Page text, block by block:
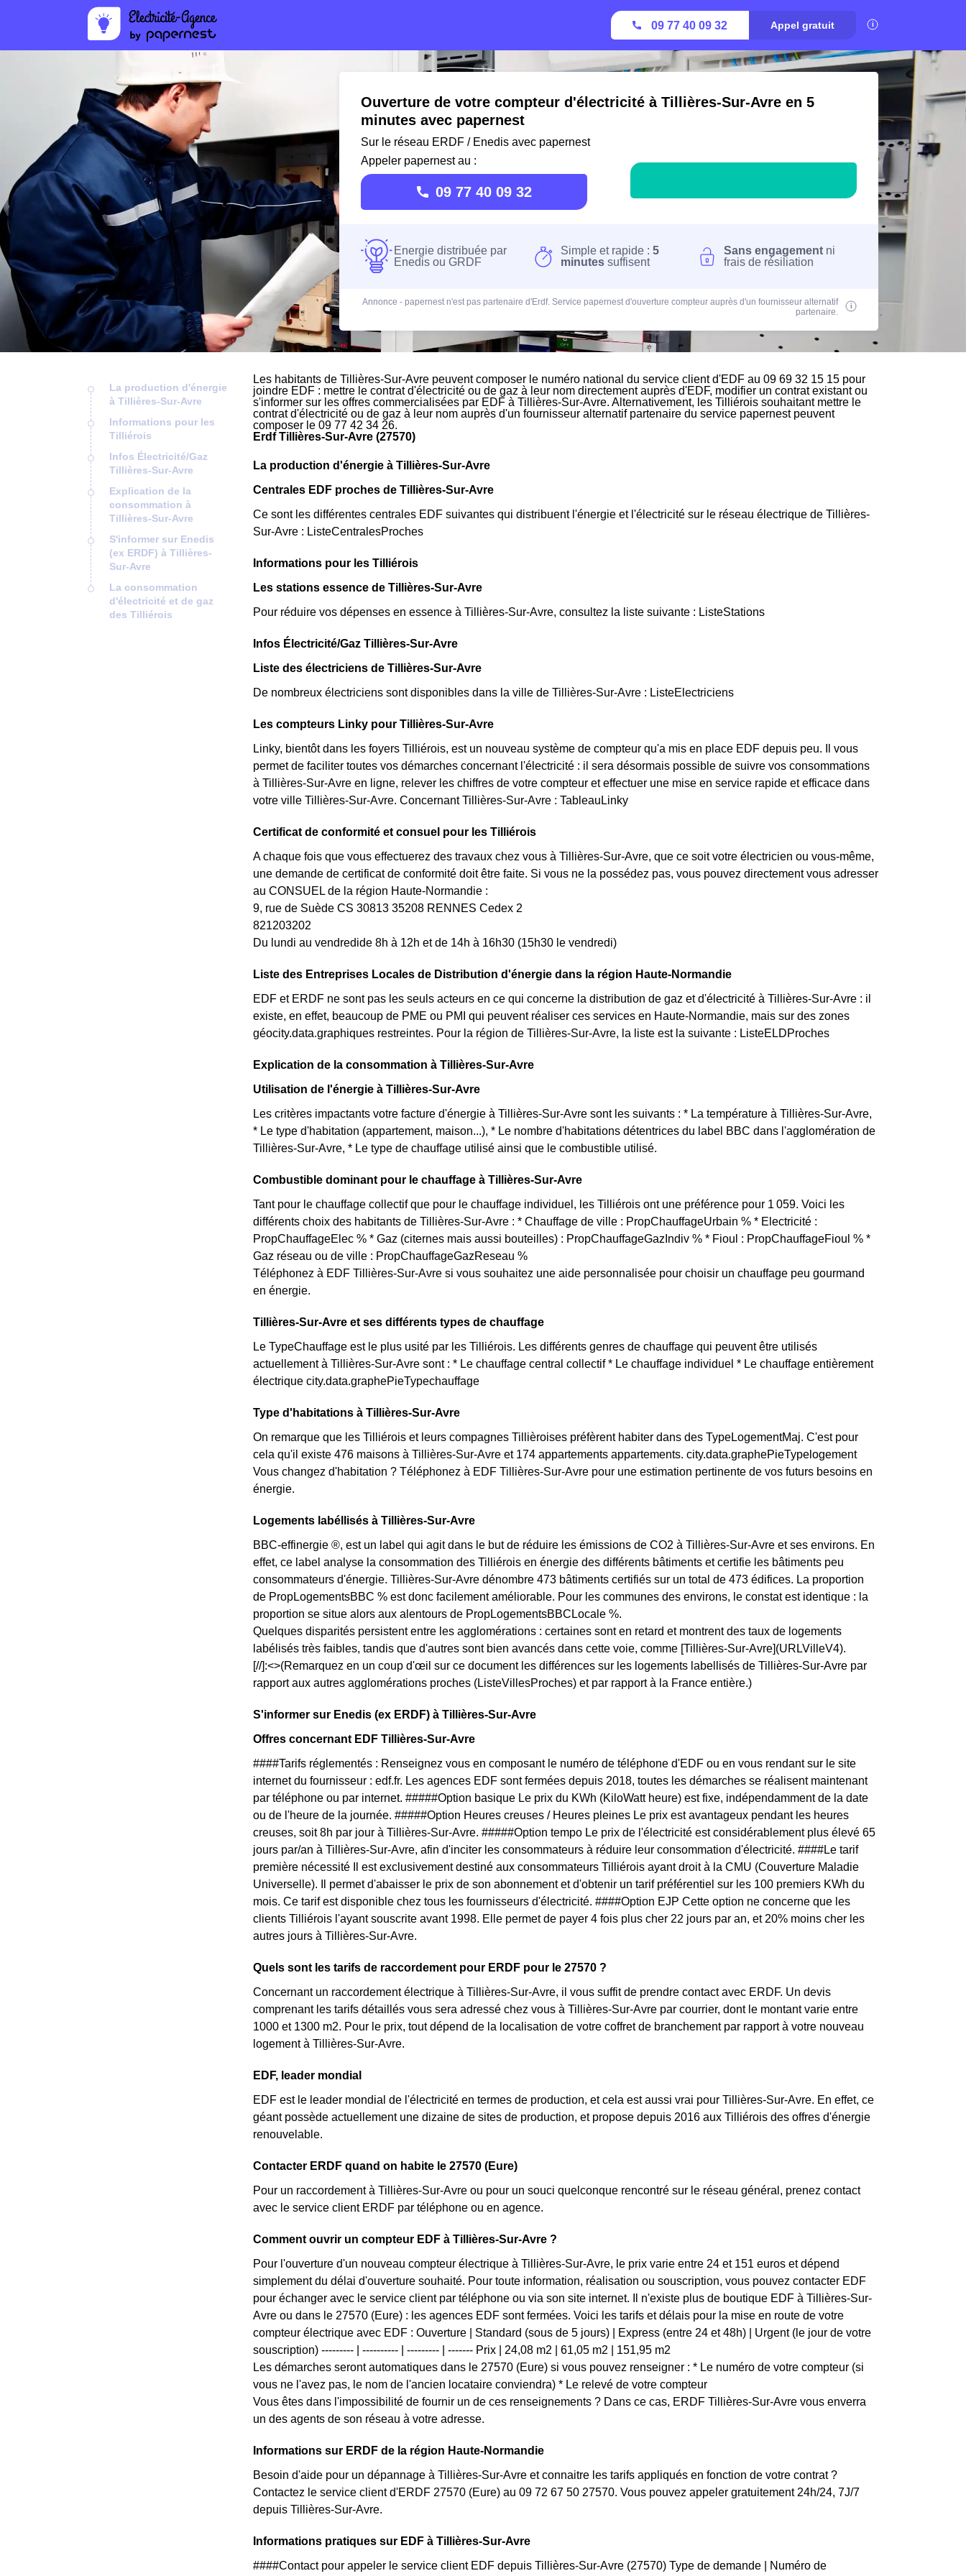
09 77 40 09 32 Appel gratuit
Ouverture de votre compteur d'électricité à Tillières-Sur-Avre en 5
minutes avec papernest
Sur le réseau ERDF / Enedis avec papernest
Appeler papernest au :
09 77 40 09 32
Energie distribuée par
Enedis ou GRDF
Simple et rapide :5
minutes suffisent
Sans engagement ni
frais de résiliation
Annonce - papernest n'est pas partenaire d'Erdf. Service papernest d'ouverture compteur auprès d'un fournisseur alternatif
partenaire.
La production d'énergie
à Tillières-Sur-Avre
Informations pour les
Tilliérois
Infos Électricité/Gaz
Tillières-Sur-Avre
Explication de la
consommation à
Tillières-Sur-Avre
S'informer sur Enedis
(ex ERDF) à Tillières-
Sur-Avre
La consommation
d'électricité et de gaz
des Tilliérois
Les habitants de Tillières-Sur-Avre peuvent composer le numéro national du service client d'EDF au 09 69 32 15 15 pour
joindre EDF : mettre le contrat d'électricité ou de gaz à leur nom directement auprès d'EDF, modifier un contrat existant ou
s'informer sur les offres commercialisées par EDF à Tillières-Sur-Avre. Alternativement, les Tilliérois souhaitant mettre le
contrat d'électricité ou de gaz à leur nom auprès d'un fournisseur alternatif partenaire du service papernest peuvent
composer le 09 77 42 34 26.
Erdf Tillières-Sur-Avre (27570)
La production d'énergie à Tillières-Sur-Avre
Centrales EDF proches de Tillières-Sur-Avre
Ce sont les différentes centrales EDF suivantes qui distribuent l'énergie et l'électricité sur le réseau électrique de Tillières-
Sur-Avre : ListeCentralesProches
Informations pour les Tilliérois
Les stations essence de Tillières-Sur-Avre
Pour réduire vos dépenses en essence à Tillières-Sur-Avre, consultez la liste suivante : ListeStations
Infos Électricité/Gaz Tillières-Sur-Avre
Liste des électriciens de Tillières-Sur-Avre
De nombreux électriciens sont disponibles dans la ville de Tillières-Sur-Avre : ListeElectriciens
Les compteurs Linky pour Tillières-Sur-Avre
Linky, bientôt dans les foyers Tilliérois, est un nouveau système de compteur qu'a mis en place EDF depuis peu. Il vous
permet de faciliter toutes vos démarches concernant l'électricité : il sera désormais possible de suivre vos consommations
à Tillières-Sur-Avre en ligne, relever les chiffres de votre compteur et effectuer une mise en service rapide et efficace dans
votre ville Tillières-Sur-Avre. Concernant Tillières-Sur-Avre : TableauLinky
Certificat de conformité et consuel pour les Tilliérois
A chaque fois que vous effectuerez des travaux chez vous à Tillières-Sur-Avre, que ce soit votre électricien ou vous-même,
une demande de certificat de conformité doit être faite. Si vous ne la possédez pas, vous pouvez directement vous adresser
au CONSUEL de la région Haute-Normandie :
9, rue de Suède CS 30813 35208 RENNES Cedex 2
821203202
Du lundi au vendredide 8h à 12h et de 14h à 16h30 (15h30 le vendredi)
Liste des Entreprises Locales de Distribution d'énergie dans la région Haute-Normandie
EDF et ERDF ne sont pas les seuls acteurs en ce qui concerne la distribution de gaz et d'électricité à Tillières-Sur-Avre : il
existe, en effet, beaucoup de PME ou PMI qui peuvent réaliser ces services en Haute-Normandie, mais sur des zones
géocity.data.graphiques restreintes. Pour la région de Tillières-Sur-Avre, la liste est la suivante : ListeELDProches
Explication de la consommation à Tillières-Sur-Avre
Utilisation de l'énergie à Tillières-Sur-Avre
Les critères impactants votre facture d'énergie à Tillières-Sur-Avre sont les suivants : * La température à Tillières-Sur-Avre,
* Le type d'habitation (appartement, maison...), * Le nombre d'habitations détentrices du label BBC dans l'agglomération de
Tillières-Sur-Avre, * Le type de chauffage utilisé ainsi que le combustible utilisé.
Combustible dominant pour le chauffage à Tillières-Sur-Avre
Tant pour le chauffage collectif que pour le chauffage individuel, les Tilliérois ont une préférence pour 1 059. Voici les
différents choix des habitants de Tillières-Sur-Avre : * Chauffage de ville : PropChauffageUrbain % * Electricité :
PropChauffageElec % * Gaz (citernes mais aussi bouteilles) : PropChauffageGazIndiv % * Fioul : PropChauffageFioul % *
Gaz réseau ou de ville : PropChauffageGazReseau %
Téléphonez à EDF Tillières-Sur-Avre si vous souhaitez une aide personnalisée pour choisir un chauffage peu gourmand
en énergie.
Tillières-Sur-Avre et ses différents types de chauffage
Le TypeChauffage est le plus usité par les Tilliérois. Les différents genres de chauffage qui peuvent être utilisés
actuellement à Tillières-Sur-Avre sont : * Le chauffage central collectif * Le chauffage individuel * Le chauffage entièrement
électrique city.data.graphePieTypechauffage
Type d'habitations à Tillières-Sur-Avre
On remarque que les Tilliérois et leurs compagnes Tillièroises préfèrent habiter dans des TypeLogementMaj. C'est pour
cela qu'il existe 476 maisons à Tillières-Sur-Avre et 174 appartements appartements. city.data.graphePieTypelogement
Vous changez d'habitation ? Téléphonez à EDF Tillières-Sur-Avre pour une estimation pertinente de vos futurs besoins en
énergie.
Logements labéllisés à Tillières-Sur-Avre
BBC-effinergie ®, est un label qui agit dans le but de réduire les émissions de CO2 à Tillières-Sur-Avre et ses environs. En
effet, ce label analyse la consommation des Tilliérois en énergie des différents bâtiments et certifie les bâtiments peu
consommateurs d'énergie. Tillières-Sur-Avre dénombre 473 bâtiments certifiés sur un total de 473 édifices. La proportion
de PropLogementsBBC % est donc facilement améliorable. Pour les communes des environs, le constat est identique : la
proportion se situe alors aux alentours de PropLogementsBBCLocale %.
Quelques disparités persistent entre les agglomérations : certaines sont en retard et montrent des taux de logements
labélisés très faibles, tandis que d'autres sont bien avancés dans cette voie, comme [Tillières-Sur-Avre](URLVilleV4).
[//]:<>(Remarquez en un coup d'œil sur ce document les différences sur les logements labellisés de Tillières-Sur-Avre par
rapport aux autres agglomérations proches (ListeVillesProches) et par rapport à la France entière.)
S'informer sur Enedis (ex ERDF) à Tillières-Sur-Avre
Offres concernant EDF Tillières-Sur-Avre
####Tarifs réglementés : Renseignez vous en composant le numéro de téléphone d'EDF ou en vous rendant sur le site
internet du fournisseur : edf.fr. Les agences EDF sont fermées depuis 2018, toutes les démarches se réalisent maintenant
par téléphone ou par internet. #####Option basique Le prix du KWh (KiloWatt heure) est fixe, indépendamment de la date
ou de l'heure de la journée. #####Option Heures creuses / Heures pleines Le prix est avantageux pendant les heures
creuses, soit 8h par jour à Tillières-Sur-Avre. #####Option tempo Le prix de l'électricité est considérablement plus élevé 65
jours par/an à Tillières-Sur-Avre, afin d'inciter les consommateurs à réduire leur consommation d'électricité. ####Le tarif
première nécessité Il est exclusivement destiné aux consommateurs Tilliérois ayant droit à la CMU (Couverture Maladie
Universelle). Il permet d'abaisser le prix de son abonnement et d'obtenir un tarif préférentiel sur les 100 premiers KWh du
mois. Ce tarif est disponible chez tous les fournisseurs d'électricité. ####Option EJP Cette option ne concerne que les
clients Tilliérois l'ayant souscrite avant 1998. Elle permet de payer 4 fois plus cher 22 jours par an, et 20% moins cher les
autres jours à Tillières-Sur-Avre.
Quels sont les tarifs de raccordement pour ERDF pour le 27570 ?
Concernant un raccordement électrique à Tillières-Sur-Avre, il vous suffit de prendre contact avec ERDF. Un devis
comprenant les tarifs détaillés vous sera adressé chez vous à Tillières-Sur-Avre par courrier, dont le montant varie entre
1000 et 1300 m2. Pour le prix, tout dépend de la localisation de votre coffret de branchement par rapport à votre nouveau
logement à Tillières-Sur-Avre.
EDF, leader mondial
EDF est le leader mondial de l'électricité en termes de production, et cela est aussi vrai pour Tillières-Sur-Avre. En effet, ce
géant possède actuellement une dizaine de sites de production, et propose depuis 2016 aux Tilliérois des offres d'énergie
renouvelable.
Contacter ERDF quand on habite le 27570 (Eure)
Pour un raccordement à Tillières-Sur-Avre ou pour un souci quelconque rencontré sur le réseau général, prenez contact
avec le service client ERDF par téléphone ou en agence.
Comment ouvrir un compteur EDF à Tillières-Sur-Avre ?
Pour l'ouverture d'un nouveau compteur électrique à Tillières-Sur-Avre, le prix varie entre 24 et 151 euros et dépend
simplement du délai d'ouverture souhaité. Pour toute information, réalisation ou souscription, vous pouvez contacter EDF
pour échanger avec le service client par téléphone ou via son site internet. Il n'existe plus de boutique EDF à Tillières-Sur-
Avre ou dans le 27570 (Eure) : les agences EDF sont fermées. Voici les tarifs et délais pour la mise en route de votre
compteur électrique avec EDF : Ouverture | Standard (sous de 5 jours) | Express (entre 24 et 48h) | Urgent (le jour de votre
souscription) --------- | ---------- | --------- | ------- Prix | 24,08 m2 | 61,05 m2 | 151,95 m2
Les démarches seront automatiques dans le 27570 (Eure) si vous pouvez renseigner : * Le numéro de votre compteur (si
vous ne l'avez pas, le nom de l'ancien locataire conviendra) * Le relevé de votre compteur
Vous êtes dans l'impossibilité de fournir un de ces renseignements ? Dans ce cas, ERDF Tillières-Sur-Avre vous enverra
un des agents de son réseau à votre adresse.
Informations sur ERDF de la région Haute-Normandie
Besoin d'aide pour un dépannage à Tillières-Sur-Avre et connaitre les tarifs appliqués en fonction de votre contrat ?
Contactez le service client d'ERDF 27570 (Eure) au 09 72 67 50 27570. Vous pouvez appeler gratuitement 24h/24, 7J/7
depuis Tillières-Sur-Avre.
Informations pratiques sur EDF à Tillières-Sur-Avre
####Contact pour appeler le service client EDF depuis Tillières-Sur-Avre (27570) Type de demande | Numéro de